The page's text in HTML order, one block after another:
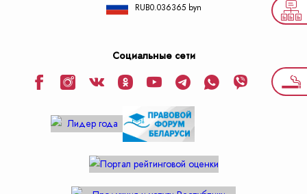
RUB0.036365 byn
Социальные сети